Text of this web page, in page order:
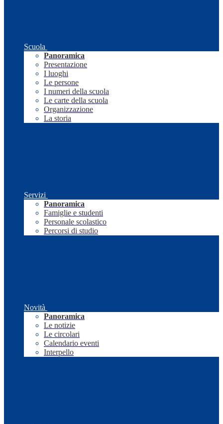
Scuola
Panoramica
Presentazione
I luoghi
Le persone
I numeri della scuola
Le carte della scuola
Organizzazione
La storia
Servizi
Panoramica
Famiglie e studenti
Personale scolastico
Percorsi di studio
Novità
Panoramica
Le notizie
Le circolari
Calendario eventi
Interpello